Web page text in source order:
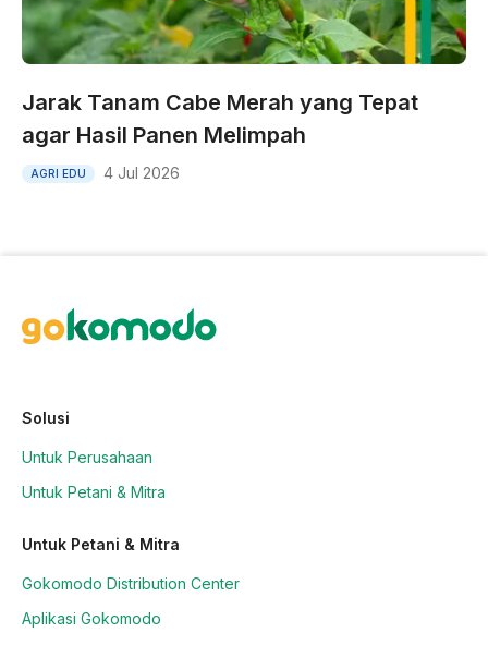
Jarak Tanam Cabe Merah yang Tepat
agar Hasil Panen Melimpah
AGRI EDU 4 Jul 2026
Solusi
Untuk Perusahaan
Untuk Petani & Mitra
Untuk Petani & Mitra
Gokomodo Distribution Center
Aplikasi Gokomodo